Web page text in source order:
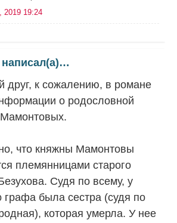
2019 19:24
друг, к сожалению, в романе
о родословной
Мамонтовых.
что княжны Мамонтовы
племянницами старого
Судя по всему, у
графа была сестра (судя по
которая умерла. У нее